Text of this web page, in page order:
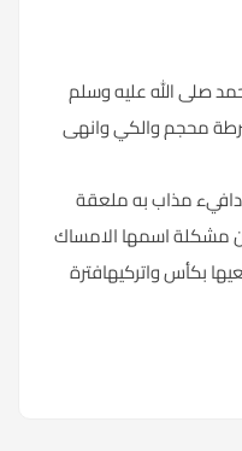
صلى الله عليه وسلم
محجم والكي وانهى
دافيء مذاب به ملعقة
اسمها الامساك
بكأس واتركيهافترة